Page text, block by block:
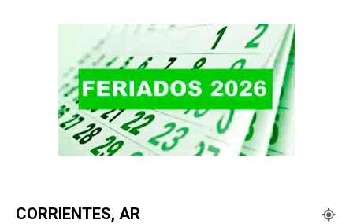
CORRIENTES, AR